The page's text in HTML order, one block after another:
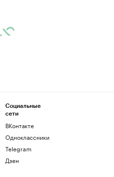
Социальные
сети
ВКонтакте
Одноклассники
Telegram
Дзен